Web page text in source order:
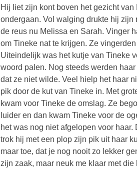
Hij liet zijn kont boven het gezicht
ondergaan. Vol walging drukte hij zijn
de reus nu Melissa en Sarah. Vinger
om Tineke nat te krijgen. Ze
Uiteindelijk was het kutje van Tineke
woord palen. Nog steeds werden
dat ze niet wilde. Veel hielp het haar
pik door de kut van Tineke in. Met
kwam voor Tineke de omslag. Ze
luider en dan kwam Tineke voor de
het was nog niet afgelopen voor
trok hij met een plop zijn pik uit haar
maar toe, dat je nog nooit zo lekker
zijn zaak, maar neuk me klaar met